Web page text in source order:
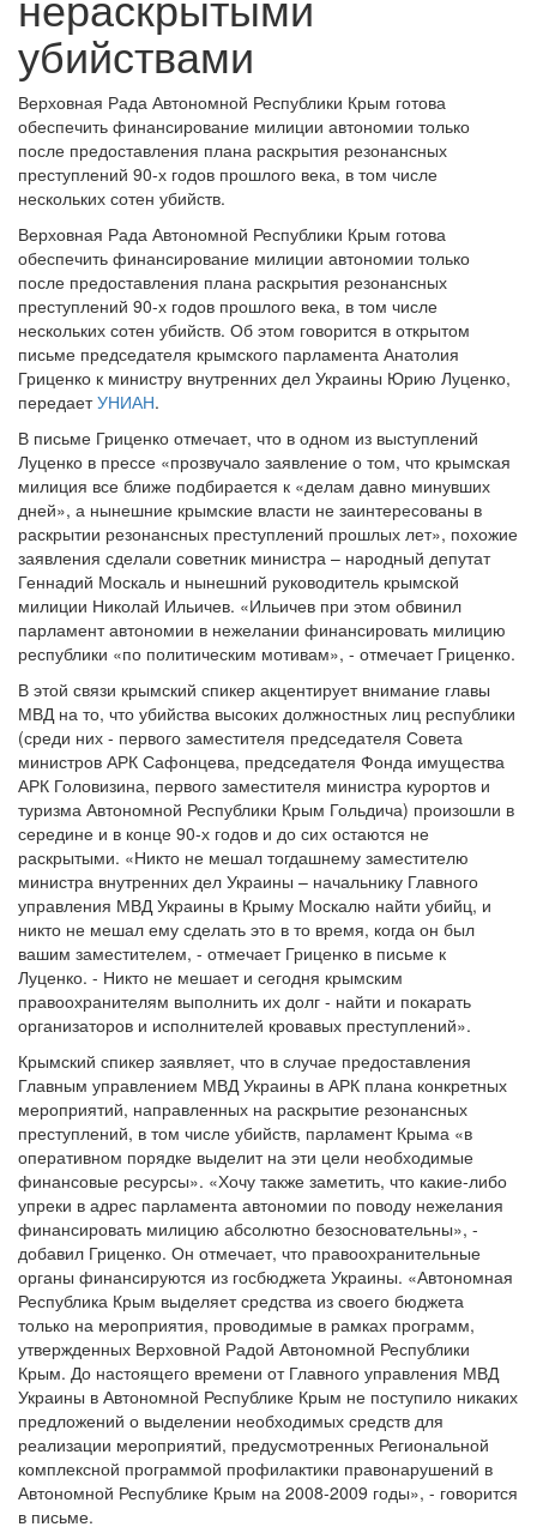
убийствами
Верховная Рада Автономной Республики Крым готова
обеспечить финансирование милиции автономии только
после предоставления плана раскрытия резонансных
преступлений 90-х годов прошлого века, в том числе
нескольких сотен убийств.
Верховная Рада Автономной Республики Крым готова
обеспечить финансирование милиции автономии только
после предоставления плана раскрытия резонансных
преступлений 90-х годов прошлого века, в том числе
нескольких сотен убийств. Об этом говорится в открытом
письме председателя крымского парламента Анатолия
Гриценко к министру внутренних дел Украины Юрию Луценко,
передаетУНИАН.
В письме Гриценко отмечает, что в одном из выступлений
Луценко в прессе «прозвучало заявление о том, что крымская
милиция все ближе подбирается к «делам давно минувших
дней», а нынешние крымские власти не заинтересованы в
раскрытии резонансных преступлений прошлых лет», похожие
заявления сделали советник министра – народный депутат
Геннадий Москаль и нынешний руководитель крымской
милиции Николай Ильичев. «Ильичев при этом обвинил
парламент автономии в нежелании финансировать милицию
республики «по политическим мотивам», - отмечает Гриценко.
В этой связи крымский спикер акцентирует внимание главы
МВД на то, что убийства высоких должностных лиц республики
(среди них - первого заместителя председателя Совета
министров АРК Сафонцева, председателя Фонда имущества
АРК Головизина, первого заместителя министра курортов и
туризма Автономной Республики Крым Гольдича) произошли в
середине и в конце 90-х годов и до сих остаются не
раскрытыми. «Никто не мешал тогдашнему заместителю
министра внутренних дел Украины – начальнику Главного
управления МВД Украины в Крыму Москалю найти убийц, и
никто не мешал ему сделать это в то время, когда он был
вашим заместителем, - отмечает Гриценко в письме к
Луценко. - Никто не мешает и сегодня крымским
правоохранителям выполнить их долг - найти и покарать
организаторов и исполнителей кровавых преступлений».
Крымский спикер заявляет, что в случае предоставления
Главным управлением МВД Украины в АРК плана конкретных
мероприятий, направленных на раскрытие резонансных
преступлений, в том числе убийств, парламент Крыма «в
оперативном порядке выделит на эти цели необходимые
финансовые ресурсы». «Хочу также заметить, что какие-либо
упреки в адрес парламента автономии по поводу нежелания
финансировать милицию абсолютно безосновательны», -
добавил Гриценко. Он отмечает, что правоохранительные
органы финансируются из госбюджета Украины. «Автономная
Республика Крым выделяет средства из своего бюджета
только на мероприятия, проводимые в рамках программ,
утвержденных Верховной Радой Автономной Республики
Крым. До настоящего времени от Главного управления МВД
Украины в Автономной Республике Крым не поступило никаких
предложений о выделении необходимых средств для
реализации мероприятий, предусмотренных Региональной
комплексной программой профилактики правонарушений в
Автономной Республике Крым на 2008-2009 годы», - говорится
в письме.